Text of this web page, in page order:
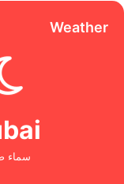
Weather
سماء